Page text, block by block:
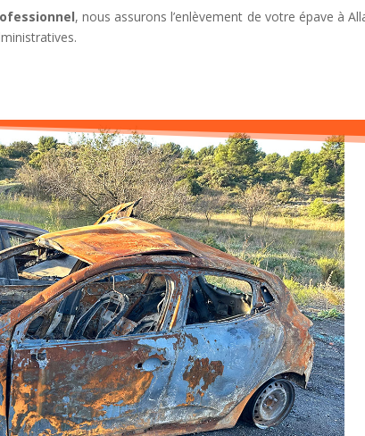
, nous assurons l’enlèvement de votre épave à